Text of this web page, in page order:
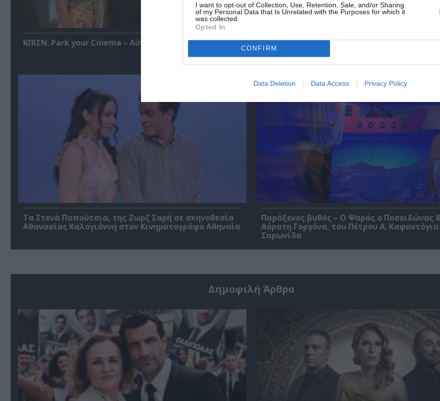
I want to opt-out of Collection, Use, Retention, Sale, and/or Sharing
of my Personal Data that Is Unrelated with the Purposes for which it
was collected.
Opted In
CONFIRM
Data Deletion Data Access Privacy Policy
ΚΠΙΣΝ: Park your Cinema – Αύγουστος 2026
O κύριος Βρομύλος, του Ντέιβιντ
σκηνοθεσία Δημήτρη Δεγαΐτη στο 12ο
Φεστιβάλ Άνδρου
Τα Στενά Παπούτσια, της Ζωρζ Σαρή σε σκηνοθεσία
Αθανασίας Καλογιάννη στον Κινηματογράφο Αθηναία
Παράξενος βυθός – Ο Ψαράς ο Ποσειδώνας
Αόρατη Γοργόνα, του Πέτρου Α.
Σαρωνίδα
Δημοφιλή Άρθρα